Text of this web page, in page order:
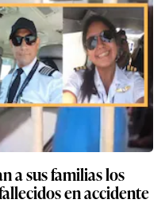
a sus familias los
en accidente